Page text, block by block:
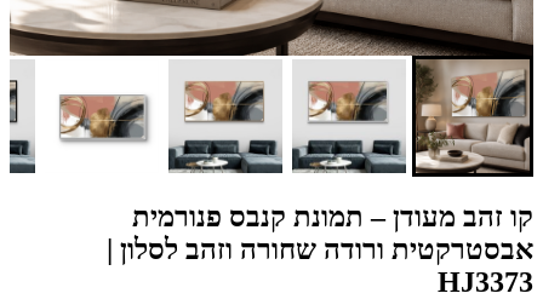
קו זהב מעודן – תמונת קנבס פנורמית
אבסטרקטית ורודה שחורה וזהב לסלון |
HJ3373